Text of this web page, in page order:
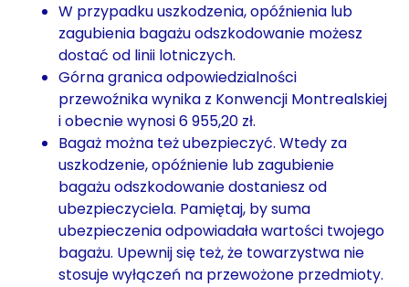
W przypadku uszkodzenia, opóźnienia lub
zagubienia bagażu odszkodowanie możesz
dostać od linii lotniczych.
Górna granica odpowiedzialności
przewoźnika wynika z Konwencji Montrealskiej
i obecnie wynosi 6 955,20 zł.
Bagaż można też ubezpieczyć. Wtedy za
uszkodzenie, opóźnienie lub zagubienie
bagażu odszkodowanie dostaniesz od
ubezpieczyciela. Pamiętaj, by suma
ubezpieczenia odpowiadała wartości twojego
bagażu. Upewnij się też, że towarzystwa nie
stosuje wyłączeń na przewożone przedmioty.